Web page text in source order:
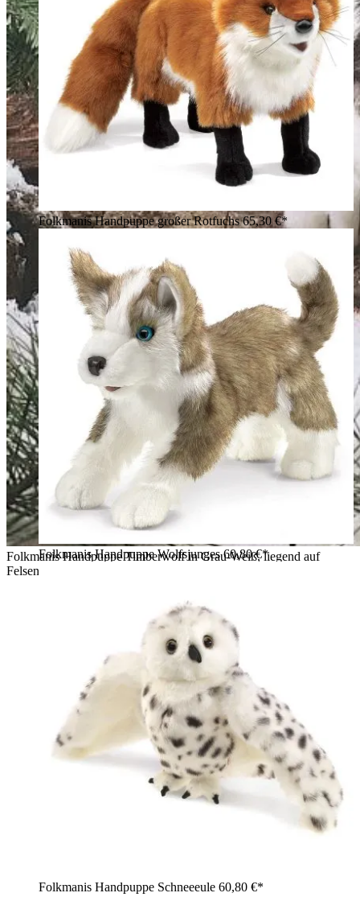
Folkmanis Handpuppe Timberwolf in Grau-Weiß, liegend auf
Felsen vor verschneiter Winterkulisse mit Mondscheibe
Folkmanis Handpuppe großer Rotfuchs65,30 €*
Folkmanis Handpuppe Wolfsjunges60,80 €*
Folkmanis Handpuppe Schneeeule 60,80 €*